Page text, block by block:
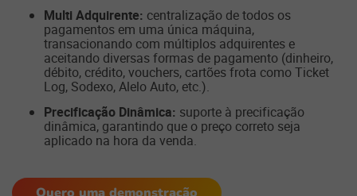
Multi Adquirente: centralização de todos os
pagamentos em uma única máquina,
transacionando com múltiplos adquirentes e
aceitando diversas formas de pagamento (dinheiro,
débito, crédito, vouchers, cartões frota como Ticket
Log, Sodexo, Alelo Auto, etc.).
Precificação Dinâmica: suporte à precificação
dinâmica, garantindo que o preço correto seja
aplicado na hora da venda.